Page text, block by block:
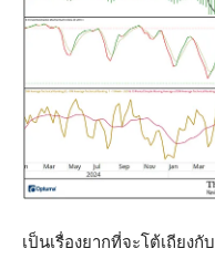
เป็นเรื่องยากที่จะโต้เถีย